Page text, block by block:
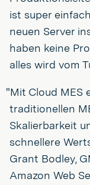
ist super
neuen Server
haben keine
alles wird vom
"Mit Cloud MES
traditionellen
Skalierbarkeit
schnellere
Grant Bodley,
Amazon Web